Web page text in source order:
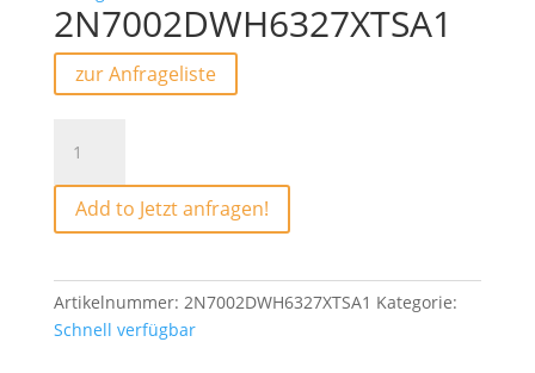
2N7002DWH6327XTSA1
zur Anfrageliste
Menge
Add to Jetzt anfragen!
Artikelnummer: 2N7002DWH6327XTSA1 Kategorie:
Schnell verfügbar